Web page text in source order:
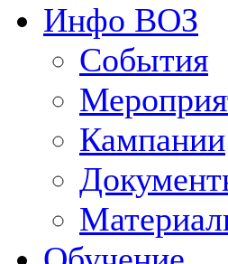
Инфо ВОЗ
События
Кампании